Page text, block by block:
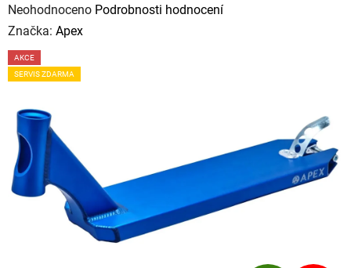
Průměrné
hodnocení
produktu
je
hvězdiček.
Neohodnoceno Podrobnosti hodnocení
Značka: Apex
AKCE
SERVIS ZDARMA